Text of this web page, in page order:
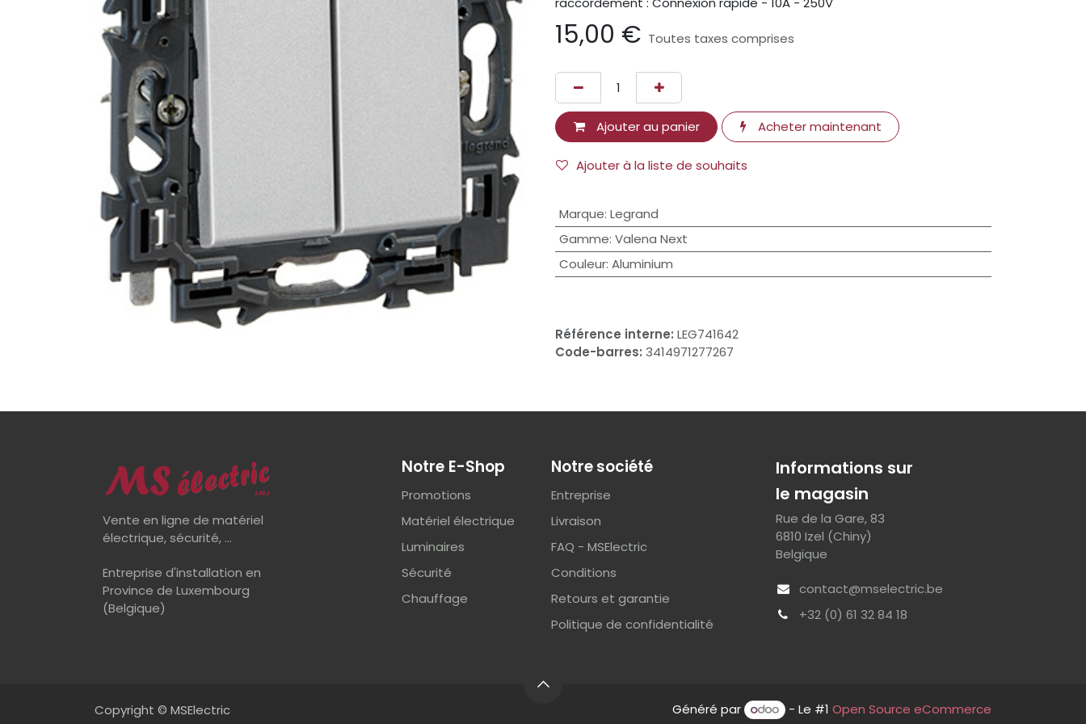
15,00 € Toutes taxes comprises
Ajouter au panier Acheter maintenant
Ajouter à la liste de souhaits
Marque: Legrand
Gamme: Valena Next
Couleur: Aluminium
Référence interne: LEG741642
Code-barres: 3414971277267
Informations sur
le magasin
Rue de la Gare, 83
6810 Izel (Chiny)
Belgique
contact@mselectric.be
+32 (0) 61 32 84 18
Notre société
Entreprise
Livraison
FAQ - MSElectric
Conditions
Retours et garantie
Politique de confidentialité
Vente en ligne de matériel
électrique, sécurité, ...
Entreprise d'installation en
Province de Luxembourg
(Belgique)
Notre E-Shop
Promotions
Matériel électrique
Luminaires
Sécurité
Chauffage
Copyright © MSElectric Généré par - Le #1 Open Source eCommerce